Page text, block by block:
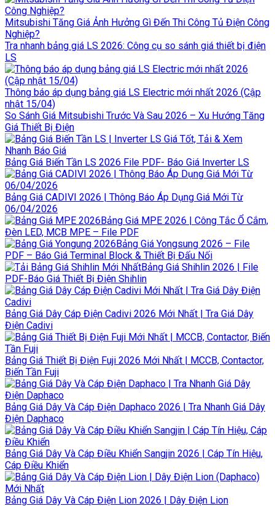
Mitsubishi Tăng Giá Ảnh Hưởng Gì Đến Thi Công Tủ Điện Công
Nghiệp?
Tra nhanh bảng giá LS 2026: Công cụ so sánh giá thiết bị điện
LS
Thông báo áp dụng bảng giá LS Electric mới nhất 2026 (Cập
nhật 15/04)
So Sánh Giá Mitsubishi Trước Và Sau 2026 – Xu Hướng Tăng
Giá Thiết Bị Điện
Bảng Giá Biến Tần LS 2026 File PDF- Báo Giá Inverter LS
Bảng Giá CADIVI 2026 | Thông Báo Áp Dụng Giá Mới Từ
06/04/2026
Bảng Giá MPE 2026 | Công Tắc Ổ Cắm,
Đèn LED, MCB MPE – File PDF
Bảng Giá Yongsung 2026 – File
PDF – Báo Giá Terminal Block & Thiết Bị Đấu Nối
Bảng Giá Shihlin 2026 | File
PDF-Báo Giá Thiết Bị Điện Shihlin
Bảng Giá Dây Cáp Điện Cadivi 2026 Mới Nhất | Tra Giá Dây
Điện Cadivi
Bảng Giá Thiết Bị Điện Fuji 2026 Mới Nhất | MCCB, Contactor,
Biến Tần Fuji
Bảng Giá Dây Và Cáp Điện Daphaco 2026 | Tra Nhanh Giá Dây
Điện Daphaco
Bảng Giá Dây Và Cáp Điều Khiển Sangjin 2026 | Cáp Tín Hiệu,
Cáp Điều Khiển
Bảng Giá Dây Và Cáp Điện Lion 2026 | Dây Điện Lion